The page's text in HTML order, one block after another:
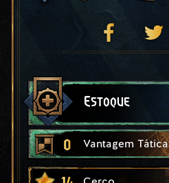
Estoque
0 Vantagem Tática